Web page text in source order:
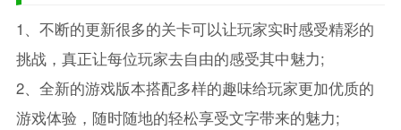
1、不断的更新很多的关卡可以让玩家实时感受精彩的
挑战，真正让每位玩家去自由的感受其中魅力;
2、全新的游戏版本搭配多样的趣味给玩家更加优质的
游戏体验，随时随地的轻松享受文字带来的魅力;